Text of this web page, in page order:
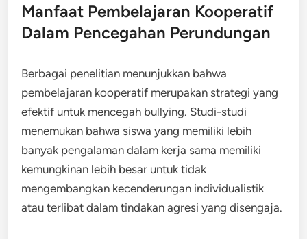
Manfaat Pembelajaran Kooperatif
Dalam Pencegahan Perundungan
Berbagai penelitian menunjukkan bahwa
pembelajaran kooperatif merupakan strategi yang
efektif untuk mencegah bullying. Studi-studi
menemukan bahwa siswa yang memiliki lebih
banyak pengalaman dalam kerja sama memiliki
kemungkinan lebih besar untuk tidak
mengembangkan kecenderungan individualistik
atau terlibat dalam tindakan agresi yang disengaja.